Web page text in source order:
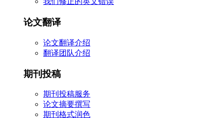
论文翻译
论文翻译介绍
翻译团队介绍
期刊投稿
期刊投稿服务
论文摘要撰写
期刊格式润色